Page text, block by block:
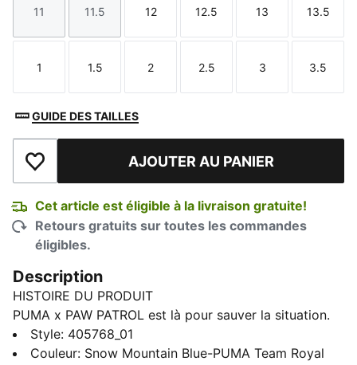
Taille
11
Taille
11.5
Taille
12
Taille
12.5
Taille
13
Taille
13.5
Taille
1
Taille
1.5
Taille
2
Taille
2.5
Taille
3
Taille
3.5
GUIDE DES TAILLES
Ajouter à la liste de souhaits
AJOUTER AU PANIER
Cet article est éligible à la livraison gratuite!
Retours gratuits sur toutes les commandes
éligibles.
Description
HISTOIRE DU PRODUIT
PUMA x PAW PATROL est là pour sauver la situation.
Les chiots de la PAW Patrol plongent dans PUMA
Land, où un volcan grondant dans la jungle menace
Style: 405768_01
Couleur: Snow Mountain Blue-PUMA Team Royal